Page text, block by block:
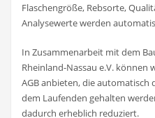
Flaschengröße, Rebsorte,
Analysewerte werden
In Zusammenarbeit mit dem
Rheinland-Nassau e.V.
AGB anbieten, die automatisch
dem Laufenden gehalten
dadurch erheblich reduziert.